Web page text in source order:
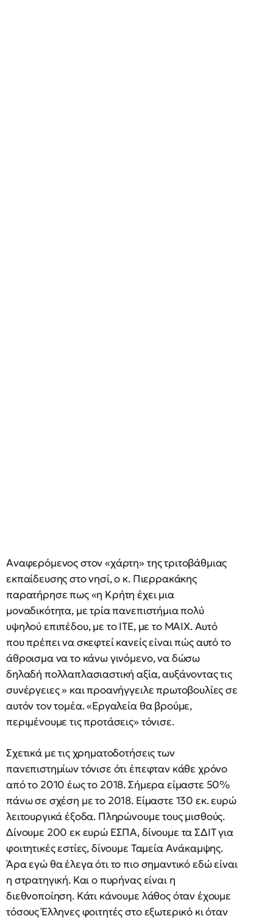
Αναφερόμενος στον «χάρτη» της τριτοβάθμιας
εκπαίδευσης στο νησί, ο κ. Πιερρακάκης
παρατήρησε πως «η Κρήτη έχει μια
μοναδικότητα, με τρία πανεπιστήμια πολύ
υψηλού επιπέδου, με το ΙΤΕ, με το ΜΑΙΧ. Αυτό
που πρέπει να σκεφτεί κανείς είναι πώς αυτό το
άθροισμα να το κάνω γινόμενο, να δώσω
δηλαδή πολλαπλασιαστική αξία, αυξάνοντας τις
συνέργειες » και προανήγγειλε πρωτοβουλίες σε
αυτόν τον τομέα. «Εργαλεία θα βρούμε,
περιμένουμε τις προτάσεις» τόνισε.
Σχετικά με τις χρηματοδοτήσεις των
πανεπιστημίων τόνισε ότι έπεφταν κάθε χρόνο
από το 2010 έως το 2018. Σήμερα είμαστε 50%
πάνω σε σχέση με το 2018. Είμαστε 130 εκ. ευρώ
λειτουργικά έξοδα. Πληρώνουμε τους μισθούς.
Δίνουμε 200 εκ ευρώ ΕΣΠΑ, δίνουμε τα ΣΔΙΤ για
φοιτητικές εστίες, δίνουμε Ταμεία Ανάκαμψης.
Άρα εγώ θα έλεγα ότι το πιο σημαντικό εδώ είναι
η στρατηγική. Και ο πυρήνας είναι η
διεθνοποίηση. Κάτι κάνουμε λάθος όταν έχουμε
τόσους Έλληνες φοιτητές στο εξωτερικό κι όταν